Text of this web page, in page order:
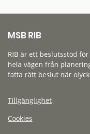
MSB RIB
RIB är ett beslutsstöd
hela vägen från
fatta rätt beslut när
Tillgänglighet
Cookies